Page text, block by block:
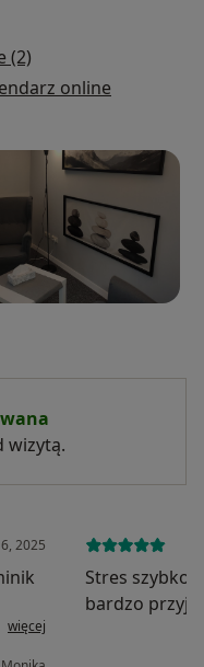
(2)
online
wizytą.
2025
więcej
Stres szybko
bardzo